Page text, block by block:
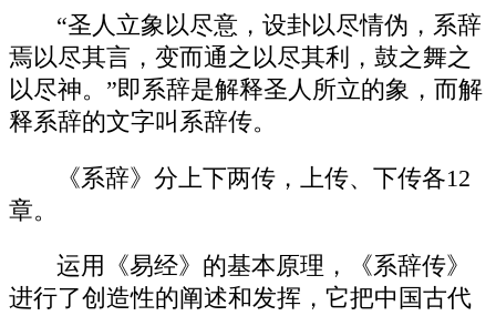
“圣人立象以尽意，设卦以尽情伪，系辞
焉以尽其言，变而通之以尽其利，鼓之舞之
以尽神。”即系辞是解释圣人所立的象，而解
释系辞的文字叫系辞传。
《系辞》分上下两传，上传、下传各12
章。
运用《易经》的基本原理，《系辞传》
进行了创造性的阐述和发挥，它把中国古代